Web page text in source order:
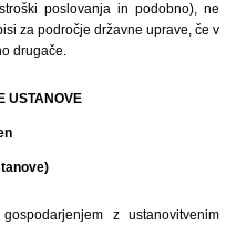
poslovanja in podobno), ne
za področje državne uprave, če v
drugače.
USTANOVE
z ustanovitvenim